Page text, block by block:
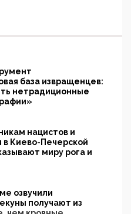
база извращенцев:
нетрадиционные
нацистов и
в Киево-Печерской
миру рога и
озвучили
получают из